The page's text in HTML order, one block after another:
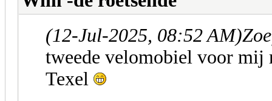
(12-Jul-2025, 08:52 AM)
tweede velomobiel voor mij
Texel